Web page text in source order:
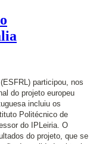
participou, nos
do projeto europeu
incluiu os
Politécnico de
do IPLeiria. O
do projeto, que se